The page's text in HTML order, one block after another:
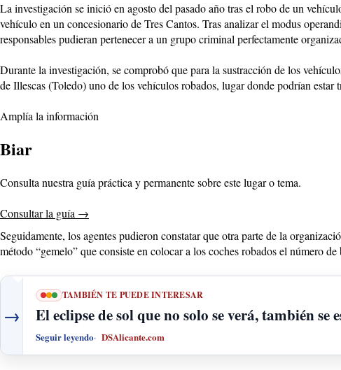
La investigación se inició en agosto del pasado año tras el robo de un
vehículo en un concesionario de Tres Cantos. Tras analizar el modus
responsables pudieran pertenecer a un grupo criminal perfectamente
Durante la investigación, se comprobó que para la sustracción de los
de Illescas (Toledo) uno de los vehículos robados, lugar donde podrían
Amplía la información
Biar
Consulta nuestra guía práctica y permanente sobre este lugar o tema.
Consultar la guía →
Seguidamente, los agentes pudieron constatar que otra parte de la
método “gemelo” que consiste en colocar a los coches robados el número
→
TAMBIÉN TE PUEDE INTERESAR
El eclipse de sol que no solo se verá, también se
Seguir leyendo DSAlicante.com